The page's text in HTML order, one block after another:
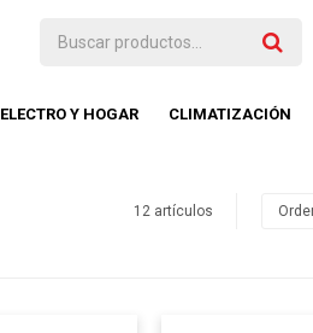
ELECTRO Y HOGAR CLIMATIZACIÓN
12 artículos